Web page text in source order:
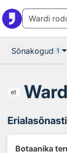
Sõnakogud 1
et
Botaanika